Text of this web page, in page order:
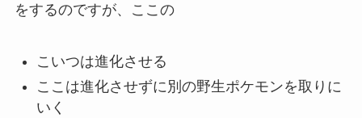
をするのですが、ここの
こいつは進化させる
ここは進化させずに別の野生ポケモンを取りに
いく